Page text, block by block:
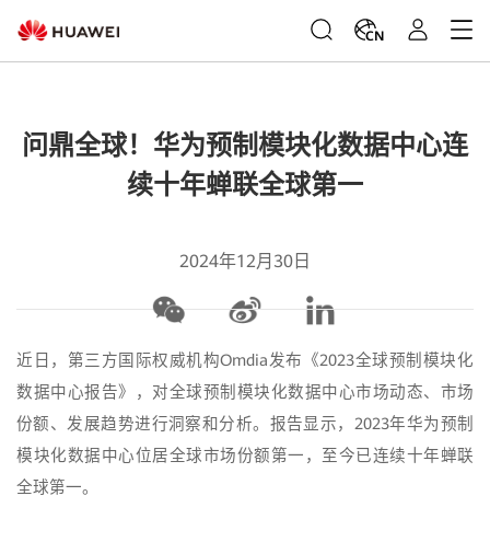
CN
问鼎全球！华为预制模块化数据中心连
续十年蝉联全球第一
2024年12月30日
近日，第三方国际权威机构Omdia发布《2023全球预制模块化
数据中心报告》，对全球预制模块化数据中心市场动态、市场
份额、发展趋势进行洞察和分析。报告显示，2023年华为预制
模块化数据中心位居全球市场份额第一，至今已连续十年蝉联
全球第一。